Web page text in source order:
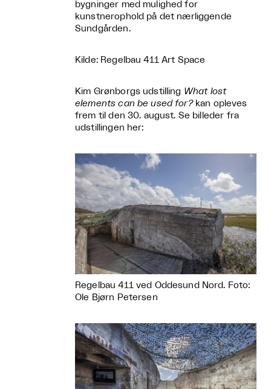
bygninger med mulighed for
kunstnerophold på det nærliggende
Sundgården.
Kilde: Regelbau 411 Art Space
Kim Grønborgs udstilling What lost
elements can be used for?kan opleves
frem til den 30. august. Se billeder fra
udstillingen her:
Regelbau 411 ved Oddesund Nord. Foto:
Ole Bjørn Petersen